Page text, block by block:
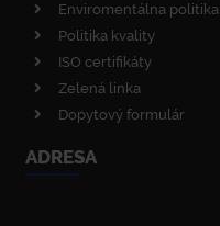
Enviromentálna politika
Politika kvality
ISO certifikáty
Zelená linka
Dopytový formulár
ADRESA